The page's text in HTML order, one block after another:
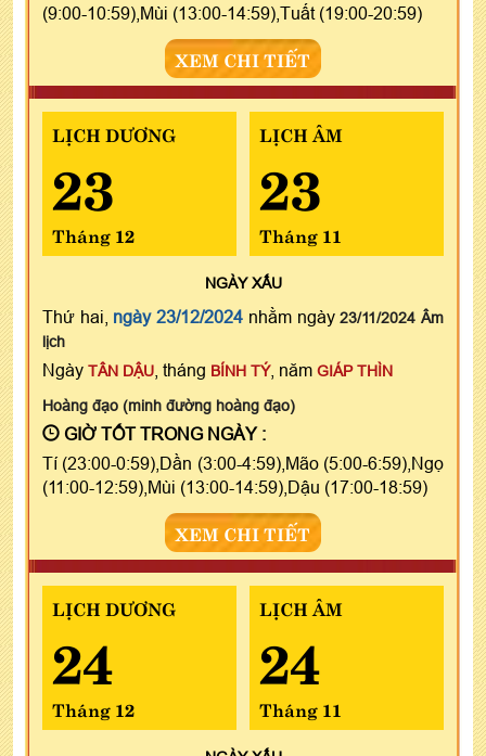
(9:00-10:59),Mùi (13:00-14:59),Tuất (19:00-20:59)
XEM CHI TIẾT
LỊCH DƯƠNG
23
Tháng 12
LỊCH ÂM
23
Tháng 11
NGÀYXẤU
Thứ hai, ngày 23/12/2024 nhằm ngày23/11/2024 Âm
lịch
Ngày TÂN DẬU , tháng BÍNH TÝ, năm GIÁP THÌN
Hoàng đạo (minh đường hoàng đạo)
GIỜ TỐT TRONG NGÀY :
Tí (23:00-0:59),Dần (3:00-4:59),Mão (5:00-6:59),Ngọ
(11:00-12:59),Mùi (13:00-14:59),Dậu (17:00-18:59)
XEM CHI TIẾT
LỊCH DƯƠNG
24
Tháng 12
LỊCH ÂM
24
Tháng 11